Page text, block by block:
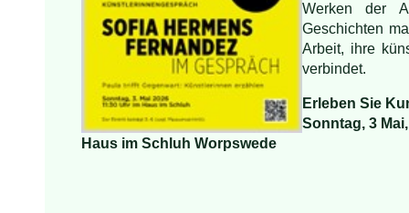
Werken der
Geschichten
Arbeit, ihre
verbindet.
Erleben Sie
Sonntag, 3
Haus im Schluh Worpswede